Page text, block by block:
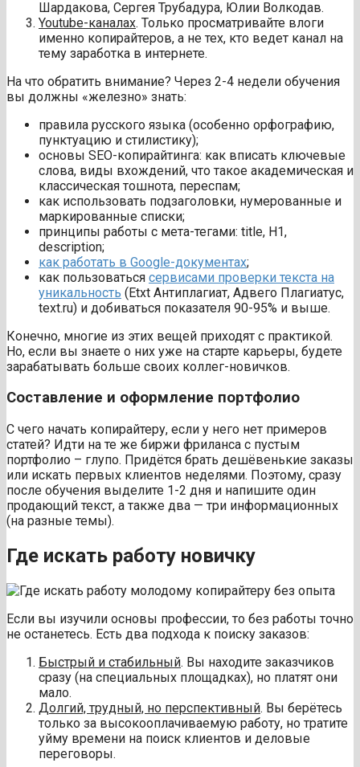
Шардакова, Сергея Трубадура, Юлии Волкодав.
Youtube-каналах. Только просматривайте влоги
именно копирайтеров, а не тех, кто ведет канал на
тему заработка в интернете.
На что обратить внимание? Через 2-4 недели обучения
вы должны «железно» знать:
правила русского языка (особенно орфографию,
пунктуацию и стилистику);
основы SEO-копирайтинга: как вписать ключевые
слова, виды вхождений, что такое академическая и
классическая тошнота, переспам;
как использовать подзаголовки, нумерованные и
маркированные списки;
принципы работы с мета-тегами: title, H1,
description;
как работать в Google-документах;
как пользоваться сервисами проверки текста на
уникальность (Etxt Антиплагиат, Адвего Плагиатус,
text.ru) и добиваться показателя 90-95% и выше.
Конечно, многие из этих вещей приходят с практикой.
Но, если вы знаете о них уже на старте карьеры, будете
зарабатывать больше своих коллег-новичков.
Составление и оформление портфолио
С чего начать копирайтеру, если у него нет примеров
статей? Идти на те же биржи фриланса с пустым
портфолио – глупо. Придётся брать дешёвенькие заказы
или искать первых клиентов неделями. Поэтому, сразу
после обучения выделите 1-2 дня и напишите один
продающий текст, а также два — три информационных
(на разные темы).
Где искать работу новичку
Если вы изучили основы профессии, то без работы точно
не останетесь. Есть два подхода к поиску заказов:
Быстрый и стабильный. Вы находите заказчиков
сразу (на специальных площадках), но платят они
мало.
Долгий, трудный, но перспективный. Вы берётесь
только за высокооплачиваемую работу, но тратите
уйму времени на поиск клиентов и деловые
переговоры.